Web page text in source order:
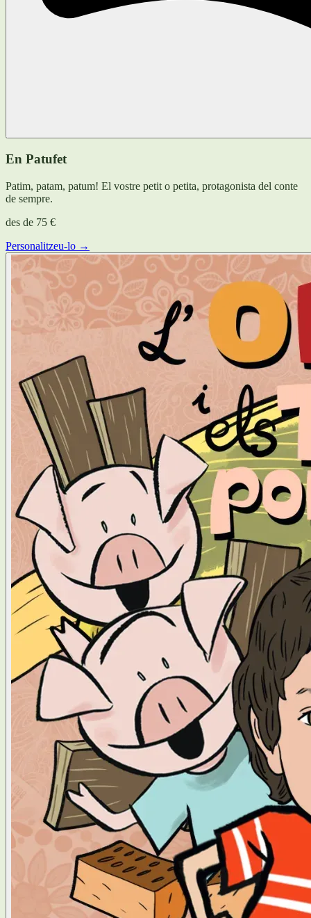
En Patufet
Patim, patam, patum! El vostre petit o petita, protagonista del conte
de sempre.
des de 75 €
Personalitzeu-lo →